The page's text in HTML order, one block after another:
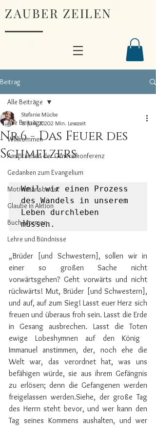
ZAUBER ZEILEN
Beitrag
Alle Beiträge
Willkommen
Ansprachen der Generalkonferenz
Gedanken zum Evangelium
Motivationsboost
Glaube in Aktion
Buch Mormon
Lehre und Bündnisse
Alle Beiträge
Nr.6 - Das Feuer des
Schmelzers
Stefanie Mücke
8. Juni 20202 Min. Lesezeit
Weil wir einen Prozess
des Wandels in unserem
Leben durchleben
müssen.
„Brüder [und Schwestern], sollen wir in
einer so großen Sache nicht
vorwärtsgehen? Geht vorwärts und nicht
rückwärts! Mut, Brüder [und Schwestern],
und auf, auf zum Sieg! Lasst euer Herz sich
freuen und überaus froh sein. Lasst die Erde
in ​​​Gesang​ ausbrechen. Lasst die Toten
ewige Lobeshymnen auf den König ​​​
Immanuel​ anstimmen, der, noch ehe die
Welt war, das verordnet hat, was uns
befähigen würde, sie aus ihrem ​​​Gefängnis​
zu ​​​erlösen​; denn die Gefangenen werden
freigelassen werden.​​​Siehe, der große ​​​Tag​
des Herrn steht bevor, und wer kann den
Tag seines Kommens ​​​aushalten​, und wer